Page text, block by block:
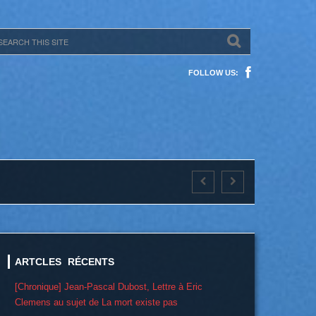
FOLLOW US:
ARTCLES RÉCENTS
[Chronique] Jean-Pascal Dubost, Lettre à Eric
Clemens au sujet de La mort existe pas